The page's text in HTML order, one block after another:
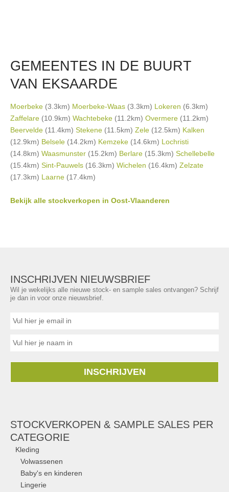
GEMEENTES IN DE BUURT
VAN EKSAARDE
Moerbeke (3.3km) Moerbeke-Waas (3.3km) Lokeren (6.3km)
Zaffelare (10.9km) Wachtebeke (11.2km) Overmere (11.2km)
Beervelde (11.4km) Stekene (11.5km) Zele (12.5km) Kalken
(12.9km) Belsele (14.2km) Kemzeke (14.6km) Lochristi
(14.8km) Waasmunster (15.2km) Berlare (15.3km) Schellebelle
(15.4km) Sint-Pauwels (16.3km) Wichelen (16.4km) Zelzate
(17.3km) Laarne (17.4km)
Bekijk alle stockverkopen in Oost-Vlaanderen
INSCHRIJVEN NIEUWSBRIEF
Wil je wekelijks alle nieuwe stock- en sample sales ontvangen? Schrijf
je dan in voor onze nieuwsbrief.
INSCHRIJVEN
STOCKVERKOPEN & SAMPLE SALES PER
CATEGORIE
Kleding
Volwassenen
Baby's en kinderen
Lingerie